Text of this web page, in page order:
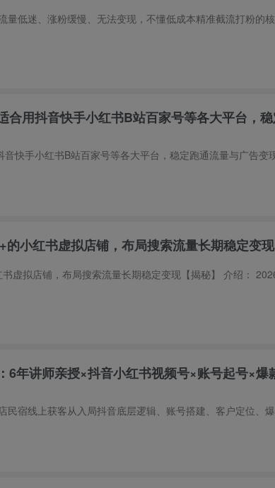
合用抖音快手小红书B站百家号等各大平台，
小红书虚拟店铺，布局搜索流量长期稳定变现
6年讲师亲授×抖音小红书视频号×账号起号×爆